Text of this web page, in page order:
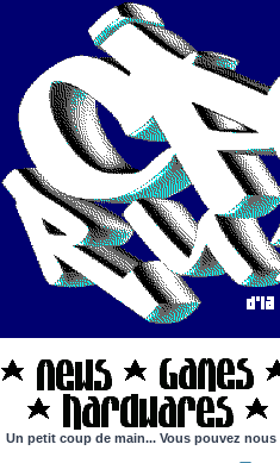
Un petit coup de main... Vous pouvez